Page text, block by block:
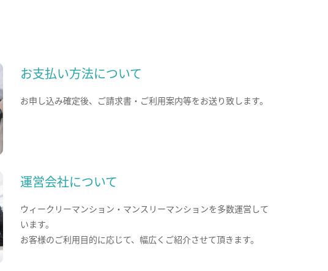
お支払い方法について
お申し込み確定後、ご請求書・ご利用案内等をお送り致します。
運営会社について
ウィークリーマンション・マンスリーマンションを多数運営して
います。
お客様のご利用目的に応じて、幅広くご紹介させて頂きます。